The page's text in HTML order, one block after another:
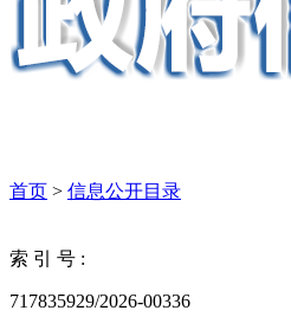
首页 > 信息公开目录
索 引 号 :
717835929/2026-00336